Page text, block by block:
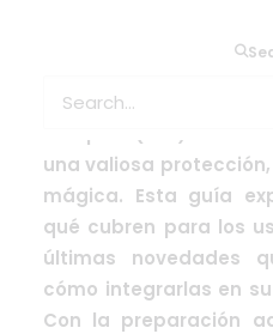
Si depende del
Afortunadamente,
una valiosa
mágica. Esta guía
qué cubren para los
últimas novedades
cómo integrarlas en
Con la preparación